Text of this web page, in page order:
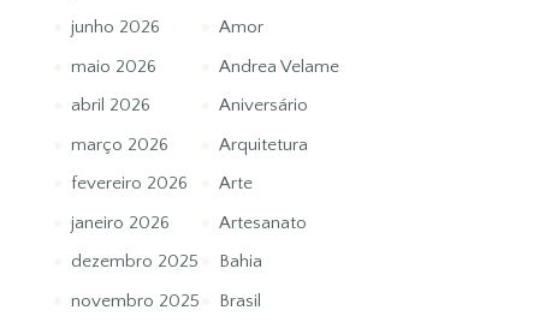
junho 2026
maio 2026
abril 2026
março 2026
fevereiro 2026
janeiro 2026
dezembro 2025
novembro 2025
Amor
Andrea Velame
Aniversário
Arquitetura
Arte
Artesanato
Bahia
Brasil